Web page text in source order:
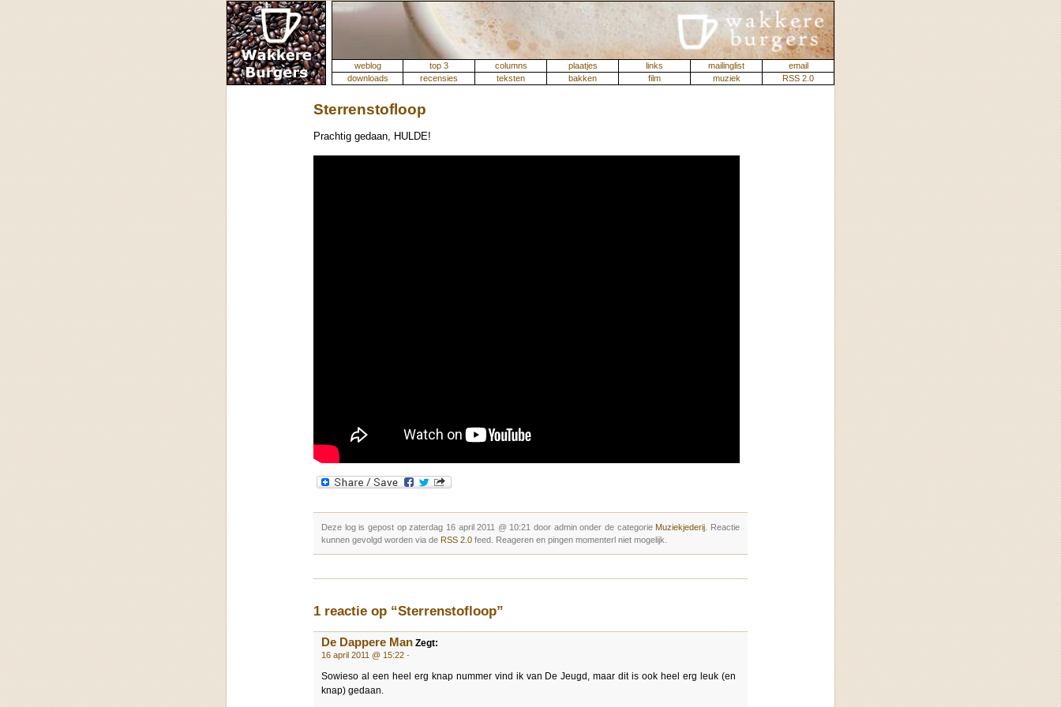
weblog top 3 columns plaatjes links mailinglist
email
downloads
recensies teksten bakken film muziek RSS 2.0
Sterrenstofloop
Prachtig gedaan, HULDE!
Deze log is gepost op zaterdag 16 april 2011 @ 10:21 door admin onder de categorieMuziekjederij . Reactie
kunnen gevolgd worden via de RSS 2.0 feed. Reageren en pingen momenterl niet mogelijk.
1 reactie op “Sterrenstofloop”
De Dappere Man Zegt:
16 april 2011 @ 15:22 -
Sowieso al een heel erg knap nummer vind ik van De Jeugd, maar dit is ook heel erg leuk (en
knap) gedaan.